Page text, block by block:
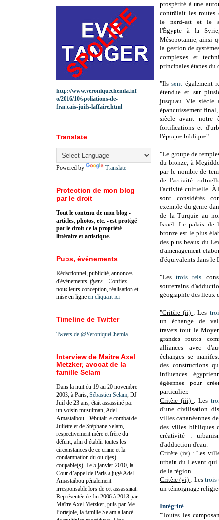
prospérité à une
contrôlait les routes
le nord-est et le
l'Égypte à la
Mésopotamie, ainsi
la gestion de
complexes et
principales étapes du
"Ilssont également
étendue et sur
jusqu'au VIe
épanouissement
siècle avant notre
fortifications et
l'époque biblique".
"Le groupe de
du bronze, à
par le nombre de
de l'activité
l'activité cultuelle. À
sont considérés
exemple du genre
de la Turquie au
Israël. Le palais
bronze est le plus
des plus beaux du
d'aménagement
d'équivalents dans le
"Lestrois tels
souterrains
géographie des lieux
"Critère (ii) : Les
un échange de
travers tout le
grandes routes
alliances avec
échanges se
des constructions
influences
égéennes pour
particulier.
Critère (iii) : Les
d'une civilisation
villes cananéennes
des villes bibliques
créativité :
d'adduction d'eau.
Critère (iv) : Les
urbain du Levant qui
de la région.
Critère (vi) : Les trois
un témoignage
Intégrité
"Toutes les
http://www.veroniquechemla.inf
o/2016/10/spoliations-de-
francais-juifs-laffaire.html
Translate
Powered by Translate
Protection de mon blog
par le droit
Tout le contenu de mon blog -
articles, photos, etc. - est protégé
par le droit de la propriété
littéraire et artistique.
Pubs, évènements
Rédactionnel, publicité, annonces
d'évènements, flyers ... Confiez-
nous leurs conception, réalisation et
mise en ligne en cliquant ici
Timeline de Twitter
Tweets de @VeroniqueChemla
Interview de Maitre Axel
Metzker, avocat de la
famille Selam
Dans la nuit du 19 au 20 novembre
2003, à Paris, Sébastien Selam , DJ
Juif de 23 ans, était assassiné par
un voisin musulman, Adel
Amastaibou. Débutait le combat de
Juliette et de Stéphane Selam,
respectivement mère et frère du
défunt, afin d’établir toutes les
circonstances de ce crime et la
condamnation du ou d(es)
coupable(s). Le 5 janvier 2010, la
Cour d’appel de Paris a jugé Adel
Amastaibou pénalement
irresponsable lors de cet assassinat.
Représentée de fin 2006 à 2013 par
Maître Axel Metzker, puis par Me
Portejoie, la famille Selam a lancé